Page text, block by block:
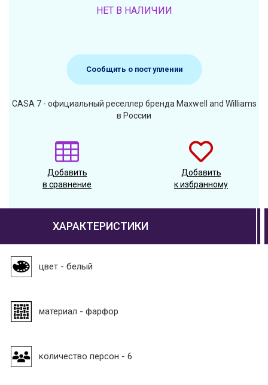
НЕТ В НАЛИЧИИ
Сообщить о поступлении
CASA 7 - официальный реселлер бренда Maxwell and Williams
в России
Добавить
в сравнение
Добавить
к избранному
ХАРАКТЕРИСТИКИ
цвет - белый
материал - фарфор
количество персон - 6